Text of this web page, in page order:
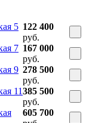
5 122 400
руб.
7 167 000
руб.
9 278 500
руб.
11385 500
руб.
605 700